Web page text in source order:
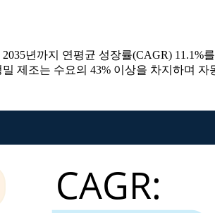
년까지 연평균 성장률(CAGR) 11.1%
제조는 수요의 43% 이상을 차지하며 자